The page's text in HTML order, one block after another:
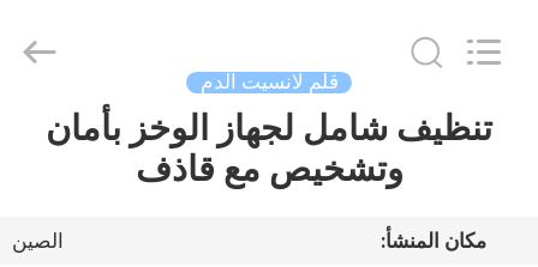
منزل،
منتجات
قلم لانسيت الدم
تنظيف شامل لجهاز الوخز بأمان
وتشخيص مع قاذف
مكان المنشأ:
الصين